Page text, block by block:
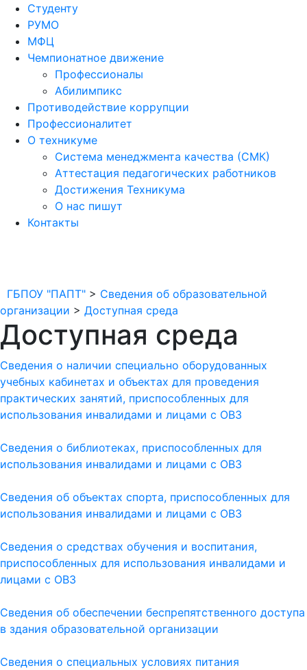
Студенту
РУМО
МФЦ
Чемпионатное движение
Профессионалы
Абилимпикс
Противодействие коррупции
Профессионалитет
О техникуме
Система менеджмента качества (СМК)
Аттестация педагогических работников
Достижения Техникума
О нас пишут
Контакты
ГБПОУ "ПАПТ" > Сведения об образовательной
организации > Доступная среда
Доступная среда
Сведения о наличии специально оборудованных
учебных кабинетах и объектах для проведения
практических занятий, приспособленных для
использования инвалидами и лицами с ОВЗ
Сведения о библиотеках, приспособленных для
использования инвалидами и лицами с ОВЗ
Сведения об объектах спорта, приспособленных для
использования инвалидами и лицами с ОВЗ
Сведения о средствах обучения и воспитания,
приспособленных для использования инвалидами и
лицами с ОВЗ
Сведения об обеспечении беспрепятственного доступа
в здания образовательной организации
Сведения о специальных условиях питания